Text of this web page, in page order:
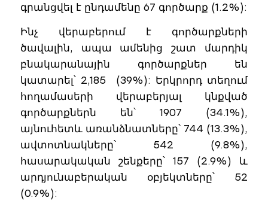
գրանցվել է ընդամենը 67 գործարք (1.2%):
Ինչ վերաբերում է գործարքների
ծավալին, ապա ամենից շատ մարդիկ
բնակարանային գործարքներ են
կատարել՝ 2,185 (39%): Երկրորդ տեղում
հողամասերի վերաբերյալ կնքված
գործարքներն են՝ 1907 (34.1%),
այնուհետև առանձնատները՝ 744 (13.3%),
ավտոտնակները՝ 542 (9.8%),
հասարակական շենքերը՝ 157 (2.9%) և
արդյունաբերական օբյեկտները՝ 52
(0.9%):